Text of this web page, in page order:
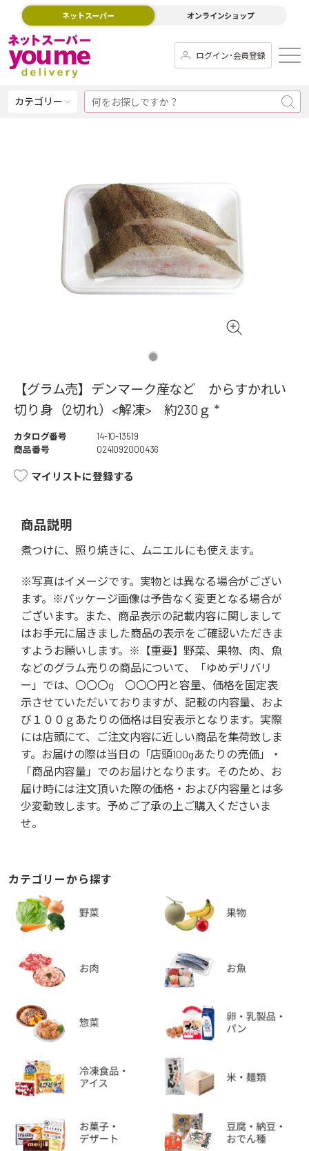
ネットスーパー オンラインショップ
ログイン･会員登録
カテゴリー
【グラム売】デンマーク産など からすかれい
切り身（2切れ）<解凍> 約230ｇ *
カタログ番号
14-10-13519
商品番号
0241092000436
マイリストに登録する
商品説明
煮つけに、照り焼きに、ムニエルにも使えます。
※写真はイメージです。実物とは異なる場合がござい
ます。※パッケージ画像は予告なく変更となる場合が
ございます。また、商品表示の記載内容に関しまして
はお手元に届きました商品の表示をご確認いただきま
すようお願いします。※【重要】野菜、果物、肉、魚
などのグラム売りの商品について、「ゆめデリバリ
ー」では、〇〇〇g 〇〇〇円と容量、価格を固定表
示させていただいておりますが、記載の内容量、およ
び１００ｇあたりの価格は目安表示となります。実際
には店頭にて、ご注文内容に近しい商品を集荷致しま
す。お届けの際は当日の「店頭100gあたりの売価」・
「商品内容量」でのお届けとなります。そのため、お
届け時には注文頂いた際の価格・および内容量とは多
少変動致します。予めご了承の上ご購入くださいま
せ。
カテゴリーから探す